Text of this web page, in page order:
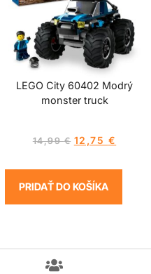
LEGO City 60402 Modrý
monster truck
14,99€ 12,75 €
PRIDAŤ DO KOŠÍKA